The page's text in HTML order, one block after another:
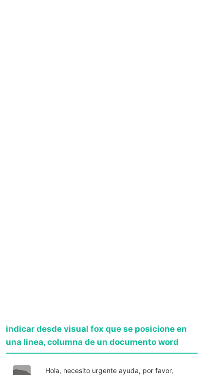
indicar desde visual fox que se posicione en
una linea, columna de un documento word
Hola, necesito urgente ayuda, por favor,